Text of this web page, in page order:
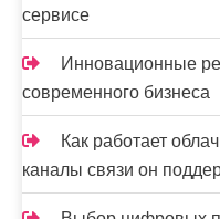
сервисе
Инновационные
современного бизнеса
Как работает
каналы связи он